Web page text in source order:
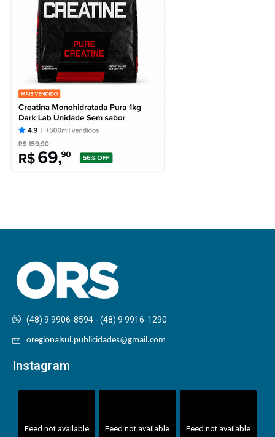
(48) 9 9906-8594 - (48) 9 9916-1290
oregionalsul.publicidades@gmail.com
Instagram
Feed not available Feed not available Feed not available